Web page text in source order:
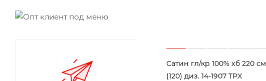
Сатин гл/кр 100% хб 220 см
(120) диз. 14-1907 TPX